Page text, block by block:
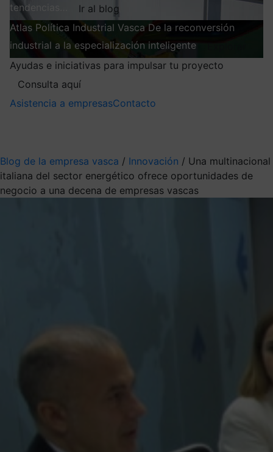
tendencias…
Ir al blog
Atlas Política Industrial Vasca De la reconversión
industrial a la especialización inteligente
Ayudas e iniciativas para impulsar tu proyecto
Consulta aquí
Asistencia a empresasContacto
Blog de la empresa vasca / Innovación / Una multinacional
italiana del sector energético ofrece oportunidades de
negocio a una decena de empresas vascas